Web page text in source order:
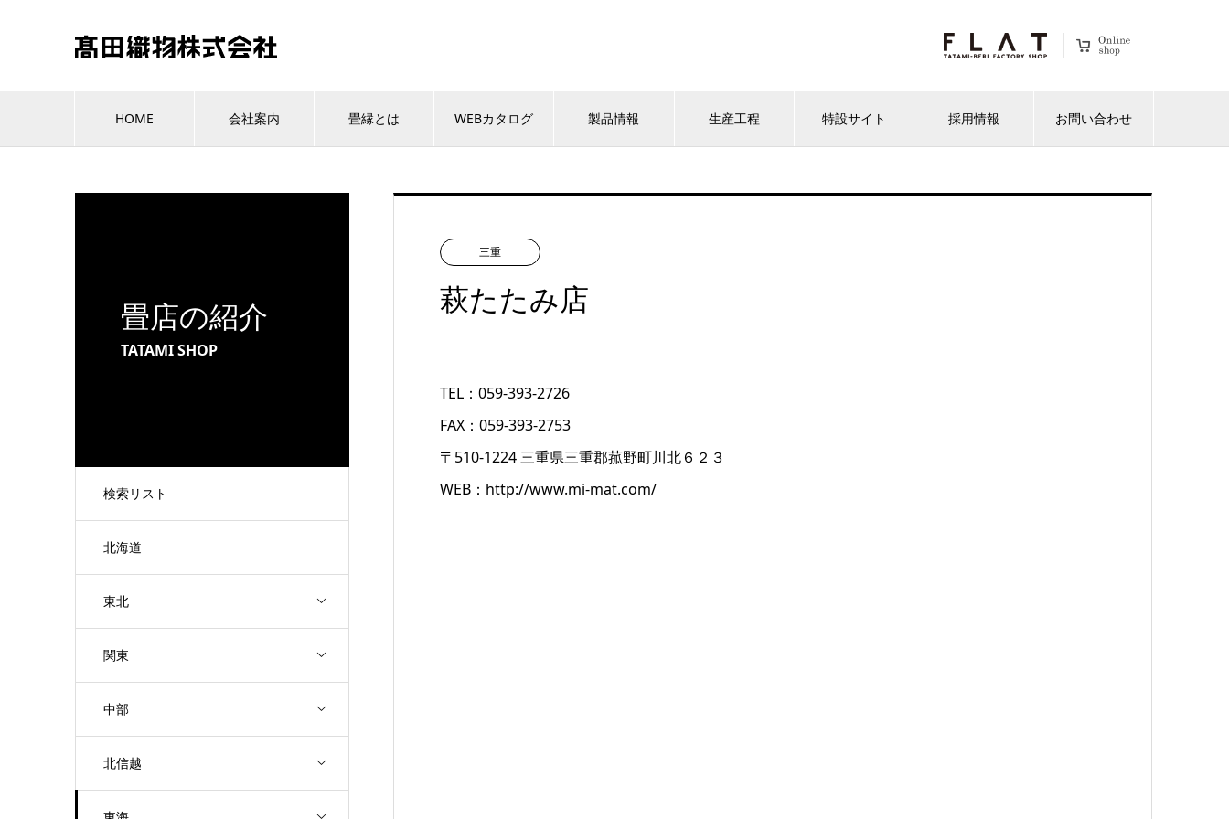
HOME 会社案内 畳縁とは WEBカタログ 製品情報 生産工程 特設サイト 採用情報 お問い合わせ
畳店の紹介
TATAMI SHOP
検索リスト
北海道
東北
関東
中部
北信越
三重
萩たたみ店
TEL：059-393-2726
FAX：059-393-2753
〒510-1224 三重県三重郡菰野町川北６２３
WEB： http://www.mi-mat.com/